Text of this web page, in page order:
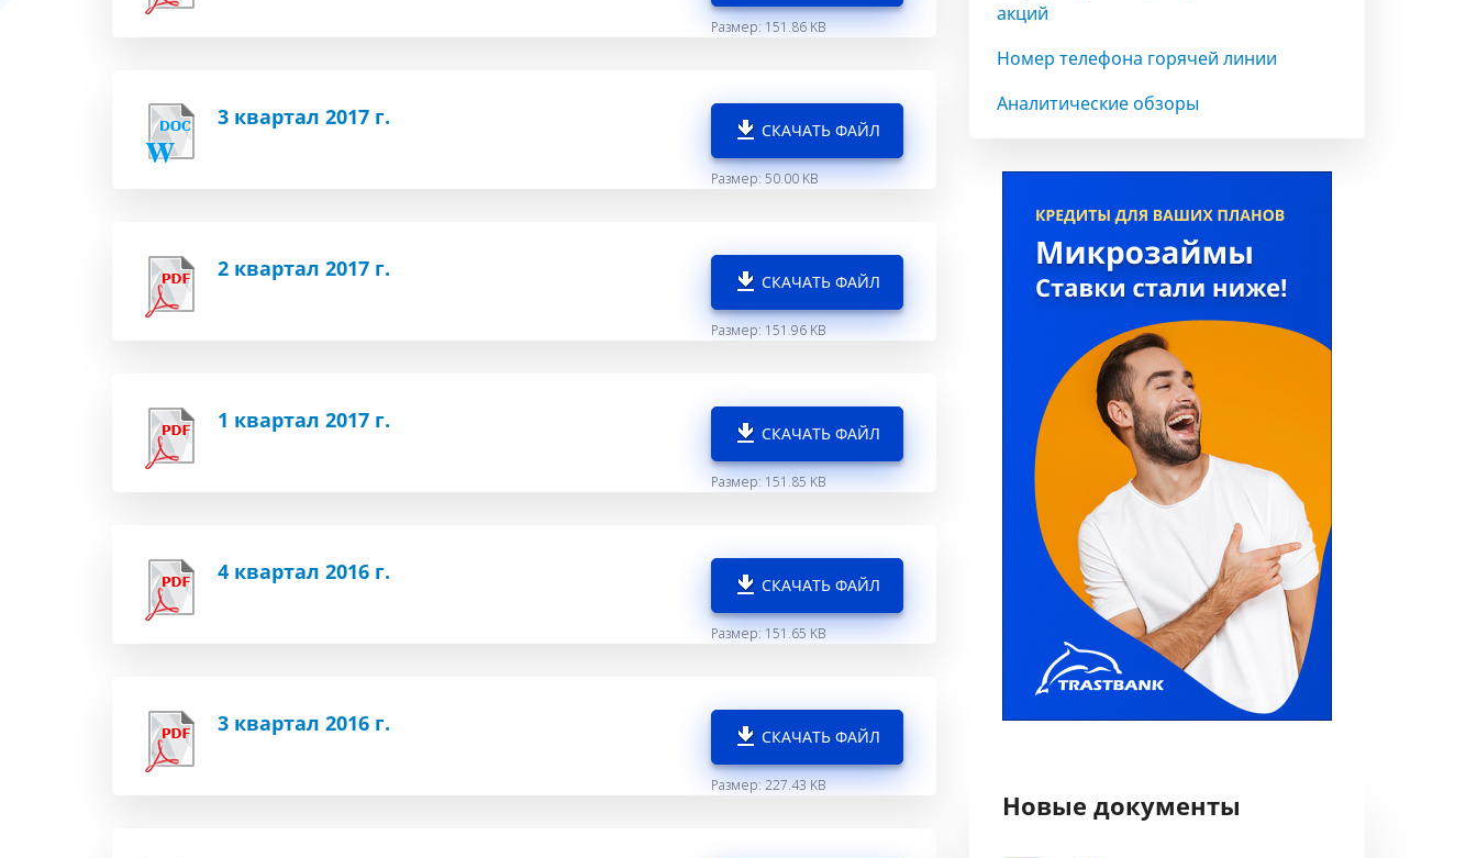
Размер: 151.86 KB
3 квартал 2017 г.
СКАЧАТЬ ФАЙЛ
Размер: 50.00 KB
2 квартал 2017 г.
СКАЧАТЬ ФАЙЛ
Размер: 151.96 KB
1 квартал 2017 г.
СКАЧАТЬ ФАЙЛ
Размер: 151.85 KB
4 квартал 2016 г.
СКАЧАТЬ ФАЙЛ
Размер: 151.65 KB
3 квартал 2016 г.
СКАЧАТЬ ФАЙЛ
Размер: 227.43 KB
акций
Номер телефона горячей линии
Аналитические обзоры
Новые документы